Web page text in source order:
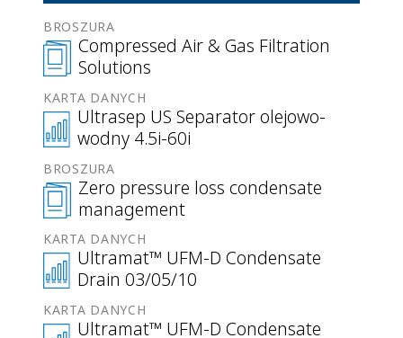
BROSZURA
Compressed Air & Gas Filtration
Solutions
KARTA DANYCH
Ultrasep US Separator olejowo-
wodny 4.5i-60i
BROSZURA
Zero pressure loss condensate
management
KARTA DANYCH
Ultramat™ UFM-D Condensate
Drain 03/05/10
KARTA DANYCH
Ultramat™ UFM-D Condensate